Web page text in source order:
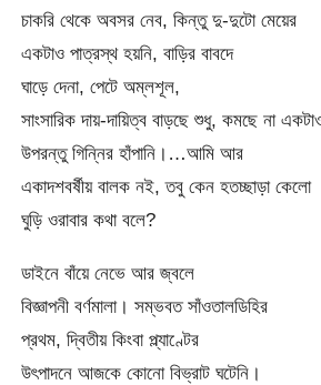
চাকরি থেকে অবসর নেব, কিন্তু দু-দুটো মেয়ের
একটাও পাত্রস্থ হয়নি, বাড়ির বাবদে
ঘাড়ে দেনা, পেটে অম্লশূল,
সাংসারিক দায়-দায়িত্ব বাড়ছে শুধু, কমছে না
উপরন্তু গিন্নির হাঁপানি।…আমি আর
একাদশবর্ষীয় বালক নই, তবু কেন হতচ্ছাড়া কেলো
ঘুড়ি ওরাবার কথা বলে?
ডাইনে বাঁয়ে নেভে আর জ্বলে
বিজ্ঞাপনী বর্ণমালা। সম্ভবত সাঁওতালডিহির
প্রথম, দ্বিতীয় কিংবা প্ল্যাণ্টের
উৎপাদনে আজকে কোনো বিভ্রাট ঘটেনি।